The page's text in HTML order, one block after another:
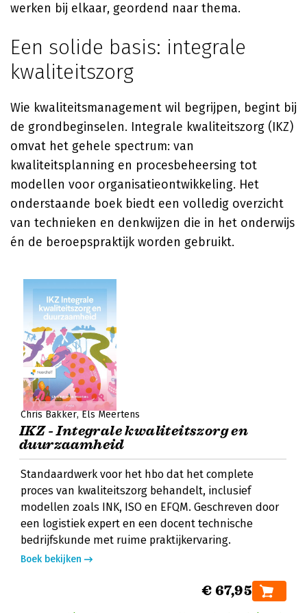
werken bij elkaar, geordend naar thema.
Een solide basis: integrale
kwaliteitszorg
Wie kwaliteitsmanagement wil begrijpen, begint bij
de grondbeginselen. Integrale kwaliteitszorg (IKZ)
omvat het gehele spectrum: van
kwaliteitsplanning en procesbeheersing tot
modellen voor organisatieontwikkeling. Het
onderstaande boek biedt een volledig overzicht
van technieken en denkwijzen die in het onderwijs
én de beroepspraktijk worden gebruikt.
Chris Bakker Els Meertens
IKZ - Integrale kwaliteitszorg en
duurzaamheid
Standaardwerk voor het hbo dat het complete
proces van kwaliteitszorg behandelt, inclusief
modellen zoals INK, ISO en EFQM. Geschreven door
een logistiek expert en een docent technische
bedrijfskunde met ruime praktijkervaring.
Boek bekijken
€ 67,95